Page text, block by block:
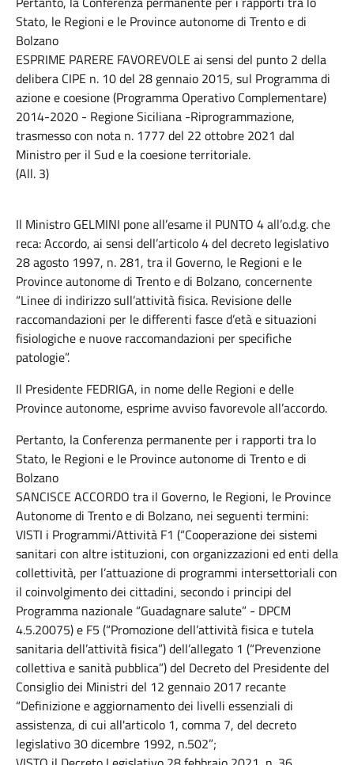
Stato, le Regioni e le Province autonome di Trento e di
Bolzano
ESPRIME PARERE FAVOREVOLE ai sensi del punto 2 della
delibera CIPE n. 10 del 28 gennaio 2015, sul Programma di
azione e coesione (Programma Operativo Complementare)
2014-2020 - Regione Siciliana -Riprogrammazione,
trasmesso con nota n. 1777 del 22 ottobre 2021 dal
Ministro per il Sud e la coesione territoriale.
(All. 3)
Il Ministro GELMINI pone all’esame il PUNTO 4 all’o.d.g. che
reca: Accordo, ai sensi dell’articolo 4 del decreto legislativo
28 agosto 1997, n. 281, tra il Governo, le Regioni e le
Province autonome di Trento e di Bolzano, concernente
“Linee di indirizzo sull’attività fisica. Revisione delle
raccomandazioni per le differenti fasce d’età e situazioni
fisiologiche e nuove raccomandazioni per specifiche
patologie”.
Il Presidente FEDRIGA, in nome delle Regioni e delle
Province autonome, esprime avviso favorevole all’accordo.
Pertanto, la Conferenza permanente per i rapporti tra lo
Stato, le Regioni e le Province autonome di Trento e di
Bolzano
SANCISCE ACCORDO tra il Governo, le Regioni, le Province
Autonome di Trento e di Bolzano, nei seguenti termini:
VISTI i Programmi/Attività F1 (“Cooperazione dei sistemi
sanitari con altre istituzioni, con organizzazioni ed enti della
collettività, per l’attuazione di programmi intersettoriali con
il coinvolgimento dei cittadini, secondo i principi del
Programma nazionale “Guadagnare salute” - DPCM
4.5.20075) e F5 (“Promozione dell’attività fisica e tutela
sanitaria dell’attività fisica”) dell’allegato 1 (“Prevenzione
collettiva e sanità pubblica”) del Decreto del Presidente del
Consiglio dei Ministri del 12 gennaio 2017 recante
“Definizione e aggiornamento dei livelli essenziali di
assistenza, di cui all'articolo 1, comma 7, del decreto
legislativo 30 dicembre 1992, n.502”;